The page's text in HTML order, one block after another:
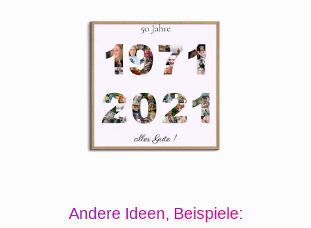
Andere Ideen, Beispiele: